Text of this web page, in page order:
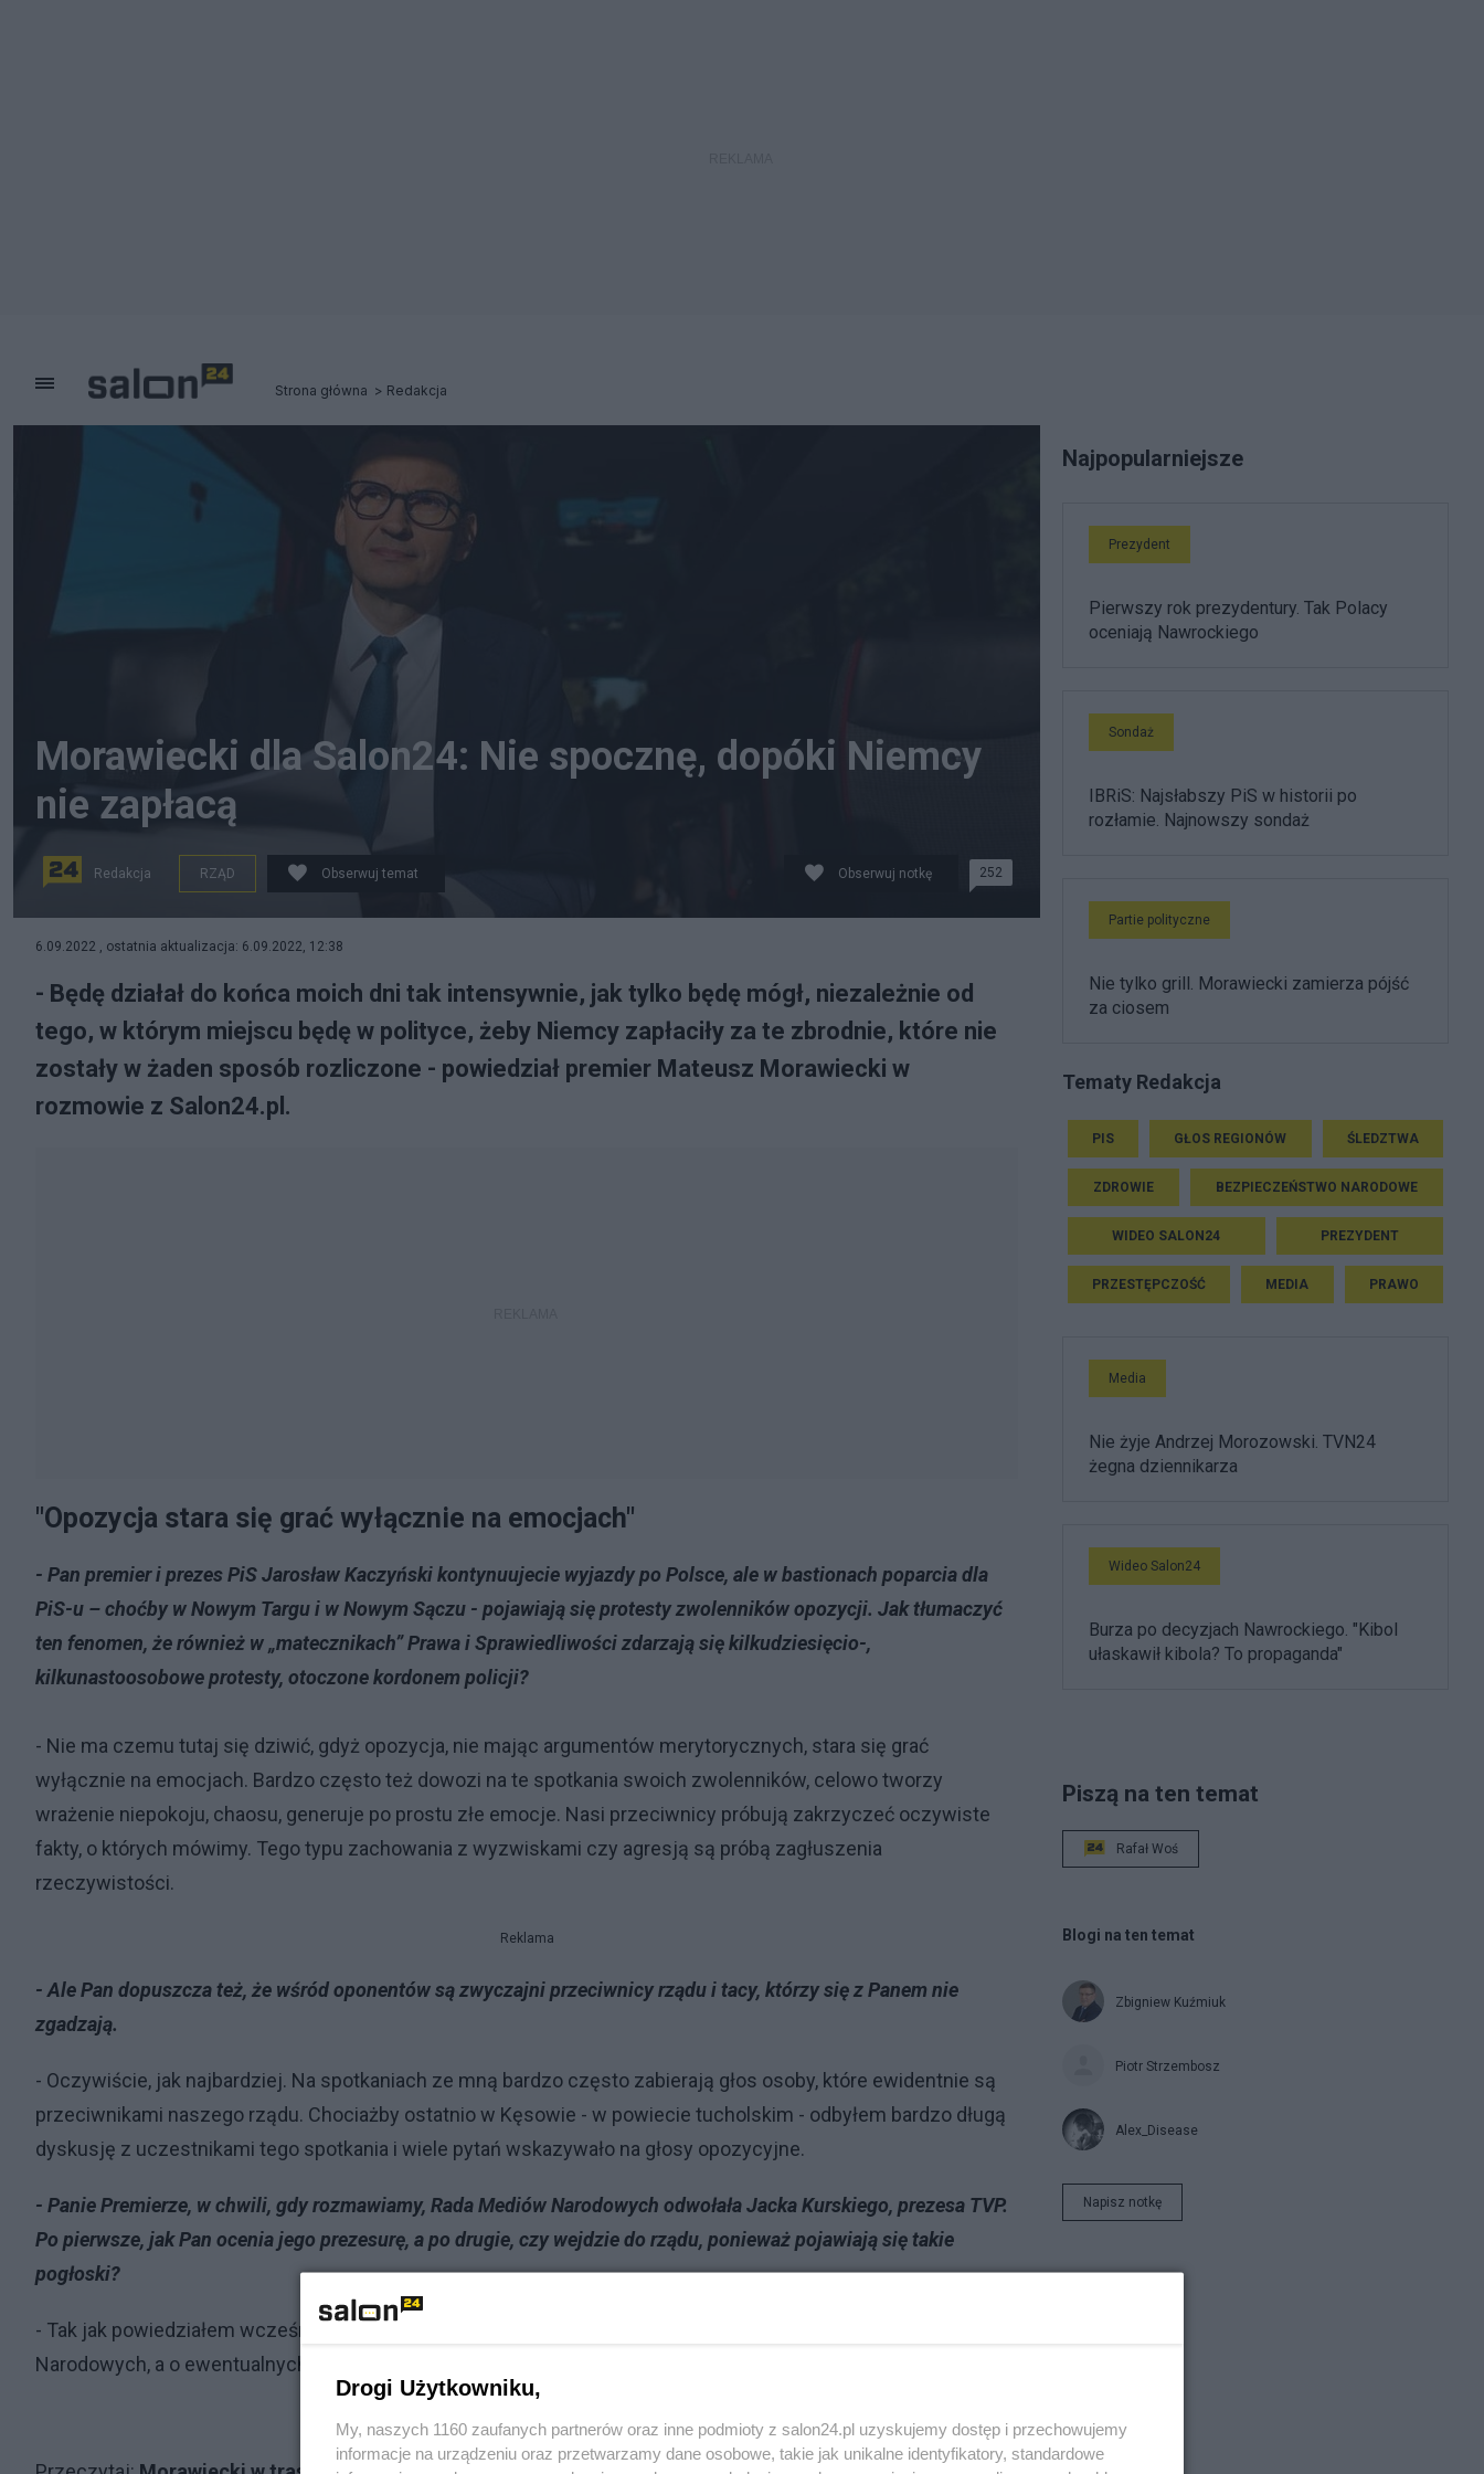
Strona główna Redakcja
Morawiecki dla Salon24: Nie spocznę, dopóki Niemcy
nie zapłacą
Redakcja RZĄD Obserwuj temat Obserwuj notkę 252
6.09.2022 , ostatnia aktualizacja: 6.09.2022, 12:38
- Będę działał do końca moich dni tak intensywnie, jak tylko będę mógł, niezależnie od
tego, w którym miejscu będę w polityce, żeby Niemcy zapłaciły za te zbrodnie, które nie
zostały w żaden sposób rozliczone - powiedział premier Mateusz Morawiecki w
rozmowie z Salon24.pl.
"Opozycja stara się grać wyłącznie na emocjach"
- Pan premier i prezes PiS Jarosław Kaczyński kontynuujecie wyjazdy po Polsce, ale w bastionach poparcia dla
PiS-u – choćby w Nowym Targu i w Nowym Sączu - pojawiają się protesty zwolenników opozycji. Jak tłumaczyć
ten fenomen, że również w „matecznikach” Prawa i Sprawiedliwości zdarzają się kilkudziesięcio-,
kilkunastoosobowe protesty, otoczone kordonem policji?
- Nie ma czemu tutaj się dziwić, gdyż opozycja, nie mając argumentów merytorycznych, stara się grać
wyłącznie na emocjach. Bardzo często też dowozi na te spotkania swoich zwolenników, celowo tworzy
wrażenie niepokoju, chaosu, generuje po prostu złe emocje. Nasi przeciwnicy próbują zakrzyczeć oczywiste
fakty, o których mówimy. Tego typu zachowania z wyzwiskami czy agresją są próbą zagłuszenia
rzeczywistości.
Reklama
- Ale Pan dopuszcza też, że wśród oponentów są zwyczajni przeciwnicy rządu i tacy, którzy się z Panem nie
zgadzają.
- Oczywiście, jak najbardziej. Na spotkaniach ze mną bardzo często zabierają głos osoby, które ewidentnie są
przeciwnikami naszego rządu. Chociażby ostatnio w Kęsowie - w powiecie tucholskim - odbyłem bardzo długą
dyskusję z uczestnikami tego spotkania i wiele pytań wskazywało na głosy opozycyjne.
- Panie Premierze, w chwili, gdy rozmawiamy, Rada Mediów Narodowych odwołała Jacka Kurskiego, prezesa TVP.
Po pierwsze, jak Pan ocenia jego prezesurę, a po drugie, czy wejdzie do rządu, ponieważ pojawiają się takie
pogłoski?
- Tak jak powiedziałem wcześniej na konferencji prasowej, jest to suwerenna decyzja Rady Mediów
Narodowych, a o ewentualnych zmianach w rządzie będę informował w stosownym czasie.
Reklama
Najpopularniejsze
Prezydent
Pierwszy rok prezydentury. Tak Polacy
oceniają Nawrockiego
Sondaż
IBRiS: Najsłabszy PiS w historii po
rozłamie. Najnowszy sondaż
Partie polityczne
Nie tylko grill. Morawiecki zamierza pójść
za ciosem
Tematy Redakcja
PIS GŁOS REGIONÓW ŚLEDZTWA
ZDROWIE BEZPIECZEŃSTWO NARODOWE
WIDEO SALON24 PREZYDENT
PRZESTĘPCZOŚĆ MEDIA PRAWO
Media
Nie żyje Andrzej Morozowski. TVN24
żegna dziennikarza
Wideo Salon24
Burza po decyzjach Nawrockiego. "Kibol
ułaskawił kibola? To propaganda"
Piszą na ten temat
Rafał Woś
Blogi na ten temat
Zbigniew Kuźmiuk
Piotr Strzembosz
Alex_Disease
Napisz notkę
Drogi Użytkowniku,
My, naszych 1160 zaufanych partnerów oraz inne podmioty z salon24.pl uzyskujemy dostęp i przechowujemy
informacje na urządzeniu oraz przetwarzamy dane osobowe, takie jak unikalne identyfikatory, standardowe